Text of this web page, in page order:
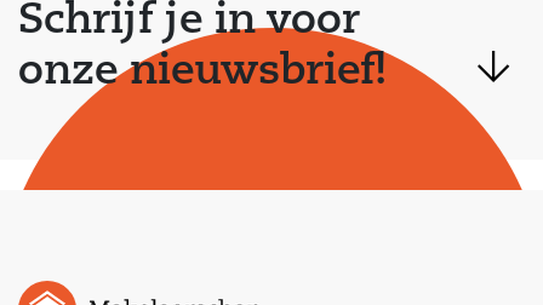
Schrijf je in voor
onze nieuwsbrief!